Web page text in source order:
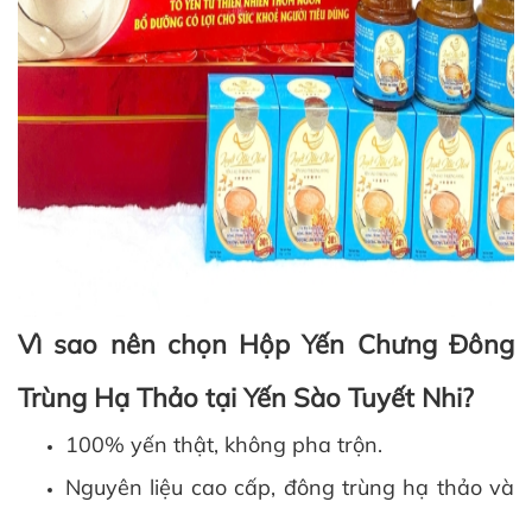
Vì sao nên chọn Hộp Yến Chưng Đông
Trùng Hạ Thảo tại Yến Sào Tuyết Nhi?
100% yến thật, không pha trộn.
Nguyên liệu cao cấp, đông trùng hạ thảo và